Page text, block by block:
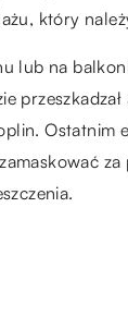
który
lub na
Ostatnim